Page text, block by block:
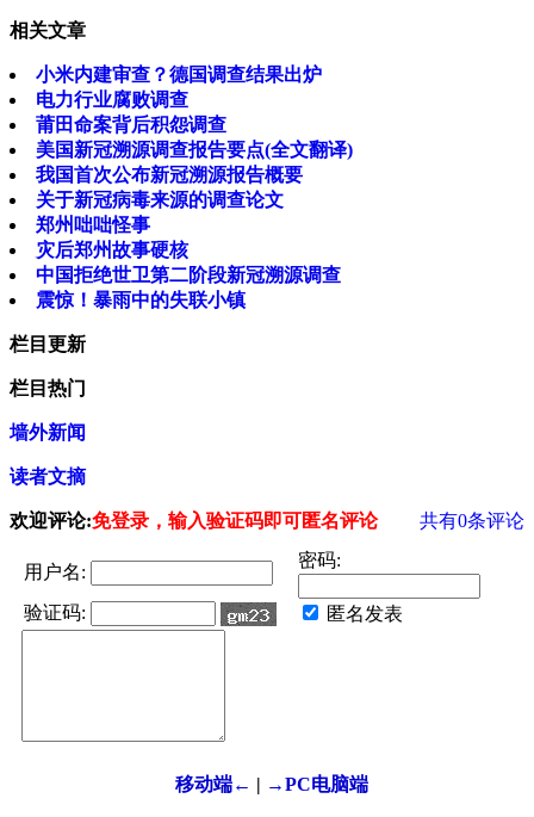
相关文章
小米内建审查？德国调查结果出炉
电力行业腐败调查
莆田命案背后积怨调查
美国新冠溯源调查报告要点(全文翻译)
我国首次公布新冠溯源报告概要
关于新冠病毒来源的调查论文
郑州咄咄怪事
灾后郑州故事硬核
中国拒绝世卫第二阶段新冠溯源调查
震惊！暴雨中的失联小镇
栏目更新
栏目热门
墙外新闻
读者文摘
欢迎评论:免登录，输入验证码即可匿名评论 共有0条评论
用户名:
密码:
验证码: 匿名发表
移动端← | →PC电脑端